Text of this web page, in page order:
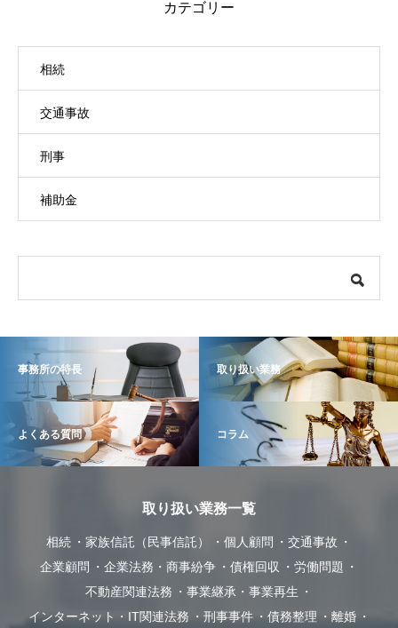
カテゴリー
相続
交通事故
刑事
補助金
事務所の特長 取り扱い業務
よくある質問 コラム
取り扱い業務一覧
相続 家族信託（民事信託） 個人顧問
交通事故
企業顧問
企業法務・商事紛争 債権回収
労働問題
不動産関連法務
事業継承・事業再生
インターネット・IT関連法務
刑事事件 債務整理
離婚